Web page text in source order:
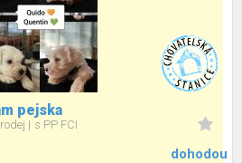
pejska
s PP FCI
dohodou